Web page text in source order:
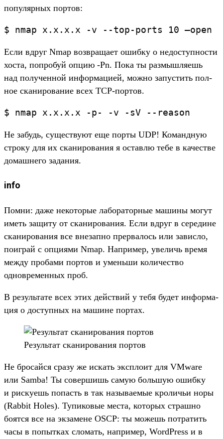
популяр­ных пор­тов:
$ nmap x. x. x. x -v --top-ports 10 –open
Ес­ли вдруг Nmap воз­вра­щает ошиб­ку о недос­тупнос­ти
хос­та, поп­робуй опцию -Pn. Пока ты раз­мышля­ешь
над получен­ной информа­цией, мож­но запус­тить пол­
ное ска­ниро­вание всех TCP-пор­тов.
$ nmap x. x. x. x -p- -v -sV --reason
Не забудь, сущес­тву­ют еще пор­ты UDP! Коман­дную
стро­ку для их ска­ниро­вания я оставлю тебе в качес­тве
домаш­него задания.
info
Пом­ни: даже некото­рые лабора­тор­ные машины могут
иметь защиту от ска­ниро­вания. Если вдруг в середи­не
ска­ниро­вания все вне­зап­но прер­валось или завис­ло,
поиг­рай с опци­ями Nmap. Нап­ример, уве­личь вре­мя
меж­ду про­бами пор­тов и умень­ши количес­тво
одновре­мен­ных проб.
В резуль­тате всех этих дей­ствий у тебя будет информа­
ция о дос­тупных на машине пор­тах.
Ре­зуль­тат ска­ниро­вания пор­тов
Не бро­сай­ся сра­зу же искать экс­пло­ит для VMware
или Samba! Ты совер­шишь самую боль­шую ошиб­ку
и рис­куешь попасть в так называ­емые кро­личьи норы
(Rabbit Holes). Тупико­вые мес­та, которых страш­но
боят­ся все на экза­мене OSCP: ты можешь пот­ратить
часы в попыт­ках сло­мать, нап­ример, WordPress и в